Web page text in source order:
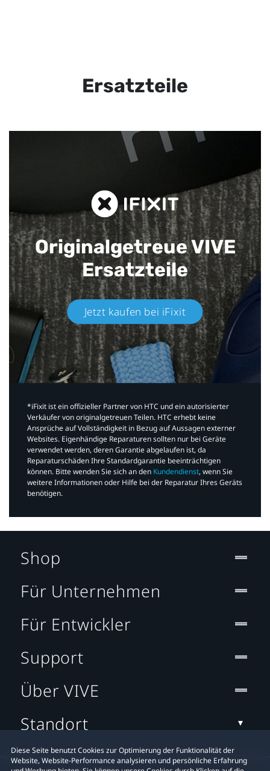
Ersatzteile
Originalgetreue VIVE
Ersatzteile
Jetzt kaufen bei iFixit​
*iFixit ist ein offizieller Partner von HTC und ein autorisierter
Verkäufer von originalgetreuen Teilen. HTC erhebt keine
Ansprüche auf Vollständigkeit in Bezug auf Aussagen externer
Websites. Eigenhändige Reparaturen sollten nur bei Geräte
verwendet werden, deren Garantie abgelaufen ist, da
Reparaturschäden Ihre Standardgarantie beeinträchtigen
können. Bitte wenden Sie sich an den Kundendienst, wenn Sie
weitere Informationen oder Hilfe bei der Reparatur Ihres Geräts
benötigen.​
Diese Seite benutzt Cookies zur Optimierung der Funktionalität der
Website, Website-Performance analysieren und persönliche Erfahrung
Shop
Für Unternehmen
Für Entwickler
Support
Über VIVE
Standort